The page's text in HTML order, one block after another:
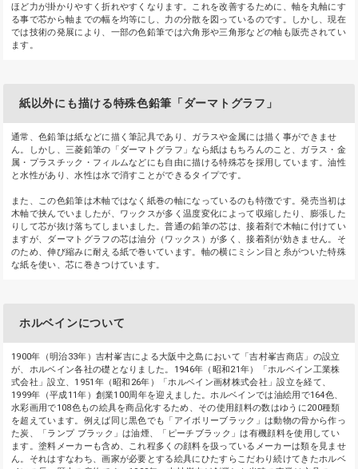
ほど力が掛かりやすく折れやすくなります。これを改善するために、軸を丸軸にす
る事で芯から軸までの幅を均等にし、力の分散を図っているのです。しかし、現在
では技術の発展により、一部の色鉛筆では六角形や三角形などの軸も販売されてい
ます。
紙以外にも描ける特殊色鉛筆「ダーマトグラフ」
通常、色鉛筆は紙などに描く筆記具であり、ガラスや金属には描く事ができませ
ん。しかし、三菱鉛筆の「ダーマトグラフ」なら紙はもちろんのこと、ガラス・金
属・プラスチック・フィルムなどにも自由に描ける特殊芯を採用しています。油性
と水性があり、水性は水で消すことができるタイプです。
また、この色鉛筆は木軸ではなく紙巻の軸になっているのも特徴です。発売当初は
木軸で挟んでいましたが、ワックスが多く温度変化によって収縮したり、膨張した
りして芯が抜け落ちてしまいました。普通の鉛筆の芯は、接着剤で木軸に付けてい
ますが、ダーマトグラフの芯は油分（ワックス）が多く、接着剤が効きません。そ
のため、伸び縮みに耐える紙で巻いています。軸の横にミシン目と糸がついた特殊
な紙を使い、芯に巻きつけています。
ホルベインについて
1900年（明治33年）吉村峯吉による大阪中之島において「吉村峯吉商店」の設立
が、ホルベイン各社の礎となりました。1946年（昭和21年）「ホルベイン工業株
式会社」設立、1951年（昭和26年）「ホルベイン画材株式会社」設立を経て、
1999年（平成11年）創業100周年を迎えました。ホルベインでは油絵用で164色、
水彩画用で108色もの絵具を商品化するため、その使用顔料の数はゆうに200種類
を超えています。例えば同じ黒色でも「アイボリーブラック」は動物の骨から作っ
た炭、「ランプ ブラック」は油煙、「ピーチブラック」は有機顔料を使用してい
ます。塗料メーカーも含め、これ程多くの顔料を扱っているメーカーは類を見ませ
ん。それはすなわち、画家が必要とする絵具にひたすらこだわり続けてきたホルベ